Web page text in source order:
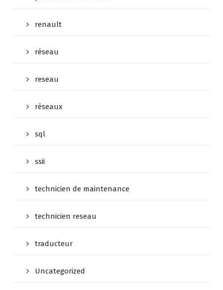
renault
réseau
reseau
réseaux
sql
ssii
technicien de maintenance
technicien reseau
traducteur
Uncategorized